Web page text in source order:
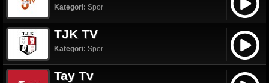
Kategori: Spor
TJK TV
Kategori: Spor
Tay Tv